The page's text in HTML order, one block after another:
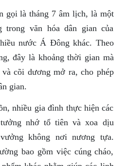
gọi là tháng 7 âm lịch, là một
trong văn hóa dân gian của
nước Á Đông khác. Theo
đây là khoảng thời gian mà
cõi dương mở ra, cho phép
gian.
nhiều gia đình thực hiện các
nhớ tổ tiên và xoa dịu
không nơi nương tựa.
bao gồm việc cúng cháo,